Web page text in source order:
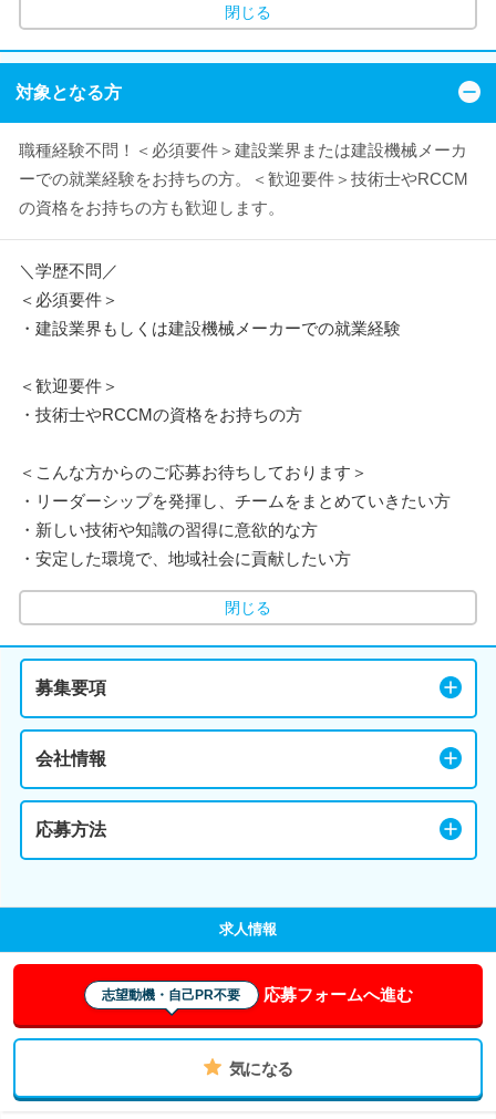
閉じる
対象となる方
職種経験不問！＜必須要件＞建設業界または建設機械メーカ
ーでの就業経験をお持ちの方。＜歓迎要件＞技術士やRCCM
の資格をお持ちの方も歓迎します。
＼学歴不問／
＜必須要件＞
・建設業界もしくは建設機械メーカーでの就業経験
＜歓迎要件＞
・技術士やRCCMの資格をお持ちの方
＜こんな方からのご応募お待ちしております＞
・リーダーシップを発揮し、チームをまとめていきたい方
・新しい技術や知識の習得に意欲的な方
・安定した環境で、地域社会に貢献したい方
閉じる
募集要項
会社情報
応募方法
求人情報
志望動機・自己PR不要 応募フォームへ進む
気になる